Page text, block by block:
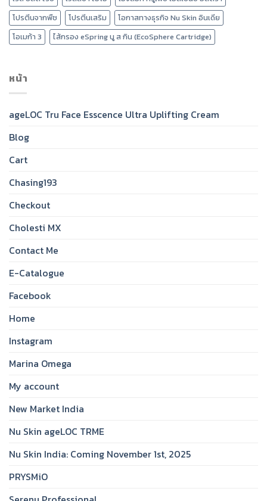
โปรตีนจากพืช
โปรตีนเสริม
โอกาสทางธุรกิจ Nu Skin อินเดีย
โอเมก้า 3
ไส้กรอง eSpring นู ส กิน (EcoSphere Cartridge)
หน้า
ageLOC Tru Face Esscence Ultra Uplifting Cream
Blog
Cart
Chasing193
Checkout
Cholesti MX
Contact Me
E-Catalogue
Facebook
Home
Instagram
Marina Omega
My account
New Market India
Nu Skin ageLOC TRME
Nu Skin India: Coming November 1st, 2025
PRYSMiO